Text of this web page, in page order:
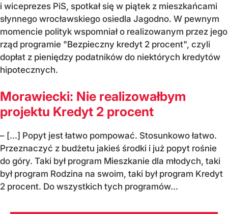
i wiceprezes PiS, spotkał się w piątek z mieszkańcami
słynnego wrocławskiego osiedla Jagodno. W pewnym
momencie polityk wspomniał o realizowanym przez jego
rząd programie "Bezpieczny kredyt 2 procent", czyli
dopłat z pieniędzy podatników do niektórych kredytów
hipotecznych.
Morawiecki: Nie realizowałbym
projektu Kredyt 2 procent
– [...] Popyt jest łatwo pompować. Stosunkowo łatwo.
Przeznaczyć z budżetu jakieś środki i już popyt rośnie
do góry. Taki był program Mieszkanie dla młodych, taki
był program Rodzina na swoim, taki był program Kredyt
2 procent. Do wszystkich tych programów...